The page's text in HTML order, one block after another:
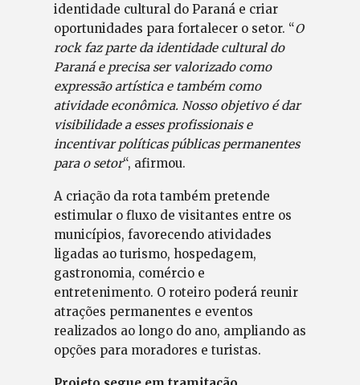
identidade cultural do Paraná e criar
oportunidades para fortalecer o setor. “O
rock faz parte da identidade cultural do
Paraná e precisa ser valorizado como
expressão artística e também como
atividade econômica. Nosso objetivo é dar
visibilidade a esses profissionais e
incentivar políticas públicas permanentes
para o setor“, afirmou.
A criação da rota também pretende
estimular o fluxo de visitantes entre os
municípios, favorecendo atividades
ligadas ao turismo, hospedagem,
gastronomia, comércio e
entretenimento. O roteiro poderá reunir
atrações permanentes e eventos
realizados ao longo do ano, ampliando as
opções para moradores e turistas.